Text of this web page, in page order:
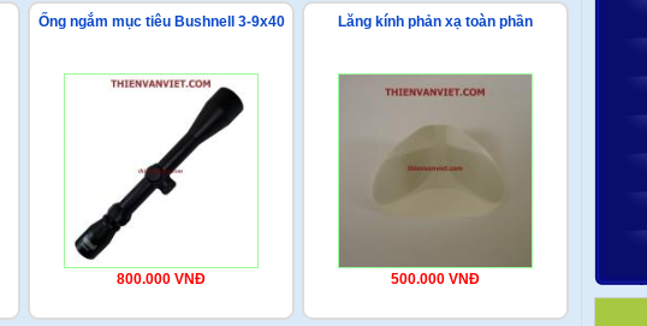
Ống ngắm mục tiêu Bushnell 3-9x40
800.000 VNĐ
Lăng kính phản xạ toàn phần
500.000 VNĐ